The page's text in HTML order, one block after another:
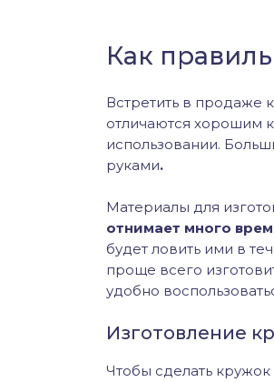
Как
Встретить в продаже
отличаются хорошим
использовании.
руками.
Материалы для
отнимает много
будет ловить ими в
проще всего
удобно
Изготовление
Чтобы сделать